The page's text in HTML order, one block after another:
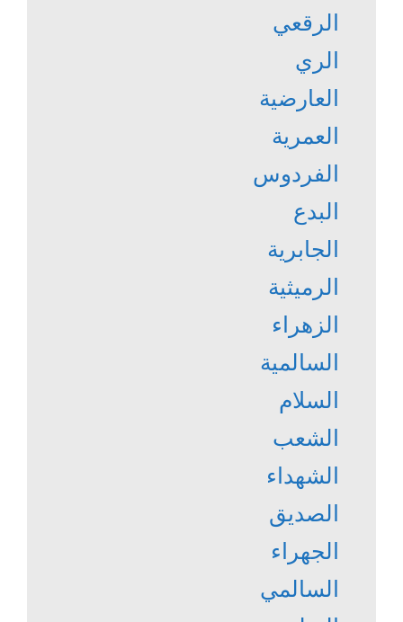
الرقعي
الري
العارضية
العمرية
الفردوس
البدع
الجابرية
الرميثية
الزهراء
السالمية
السلام
الشعب
الشهداء
الصديق
الجهراء
السالمي